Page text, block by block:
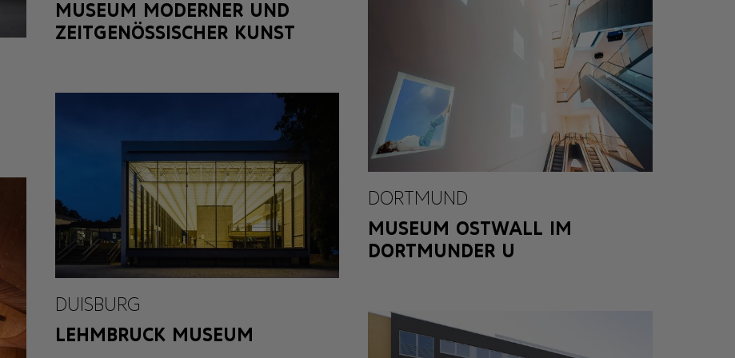
MUSEUM MODERNER UND
ZEITGENÖSSISCHER KUNST
DUISBURG
LEHMBRUCK MUSEUM
DORTMUND
MUSEUM OSTWALL IM
DORTMUNDER U